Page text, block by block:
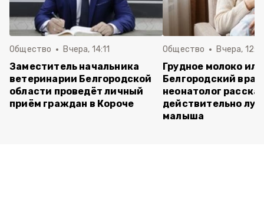
Общество Вчера, 14:11
Заместитель начальника
ветеринарии Белгородской
области проведёт личный
приём граждан в Короче
Общество Вчера,
Грудное молоко
Белгородский
неонатолог
действительно
малыша